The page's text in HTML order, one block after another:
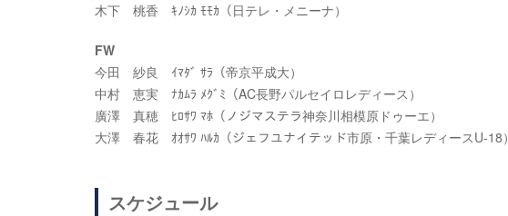
木下 桃香 ｷﾉｼｶ ﾓﾓｶ（日テレ・メニーナ）
FW
今田 紗良 ｲﾏﾀﾞ ｻﾗ（帝京平成大）
中村 恵実 ﾅｶﾑﾗ ﾒｸﾞﾐ（AC長野パルセイロレディース）
廣澤 真穂 ﾋﾛｻﾜ ﾏﾎ（ノジマステラ神奈川相模原ドゥーエ）
大澤 春花 ｵｵｻﾜ ﾊﾙｶ（ジェフユナイテッド市原・千葉レディースU-18）
スケジュール